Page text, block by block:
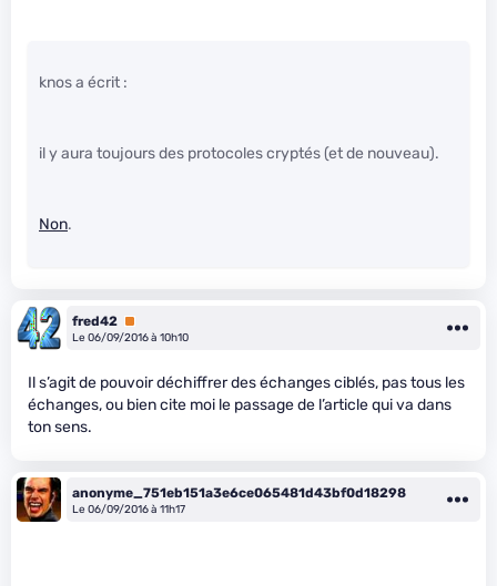
knos a écrit :
il y aura toujours des protocoles cryptés (et de nouveau).
Non.
fred42 Premium
Le 06/09/2016 à 10h10
Il s’agit de pouvoir déchiffrer des échanges ciblés, pas tous les
échanges, ou bien cite moi le passage de l’article qui va dans
ton sens.
anonyme_751eb151a3e6ce065481d43bf0d18298
Le 06/09/2016 à 11h17